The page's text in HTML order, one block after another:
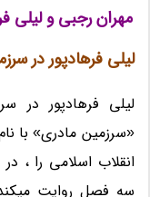
مهران رجبی و لیلی
لیلی فرهادپور در
لیلی فرهادپور در
انقلاب اسلامی را ،
سه فصل روایت